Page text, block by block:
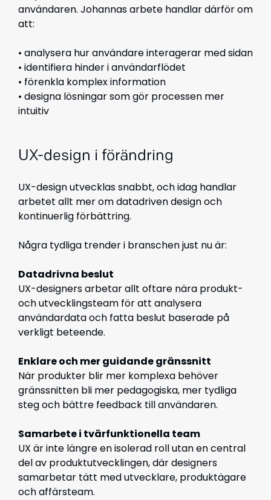
användaren. Johannas arbete handlar därför om
att:
• analysera hur användare interagerar med sidan
• identifiera hinder i användarflödet
• förenkla komplex information
• designa lösningar som gör processen mer
intuitiv
UX-design i förändring
UX-design utvecklas snabbt, och idag handlar
arbetet allt mer om datadriven design och
kontinuerlig förbättring.
Några tydliga trender i branschen just nu är:
Datadrivna beslut
UX-designers arbetar allt oftare nära produkt-
och utvecklingsteam för att analysera
användardata och fatta beslut baserade på
verkligt beteende.
Enklare och mer guidande gränssnitt
När produkter blir mer komplexa behöver
gränssnitten bli mer pedagogiska, mer tydliga
steg och bättre feedback till användaren.
Samarbete i tvärfunktionella team
UX är inte längre en isolerad roll utan en central
del av produktutvecklingen, där designers
samarbetar tätt med utvecklare, produktägare
och affärsteam.